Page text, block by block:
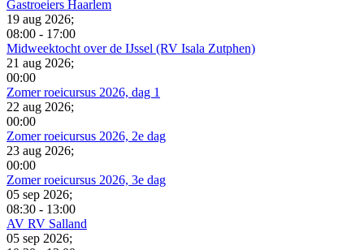
Gastroeiers Haarlem
19 aug 2026;
08:00 - 17:00
Midweektocht over de IJssel (RV Isala Zutphen)
21 aug 2026;
00:00
Zomer roeicursus 2026, dag 1
22 aug 2026;
00:00
Zomer roeicursus 2026, 2e dag
23 aug 2026;
00:00
Zomer roeicursus 2026, 3e dag
05 sep 2026;
08:30 - 13:00
AV RV Salland
05 sep 2026;